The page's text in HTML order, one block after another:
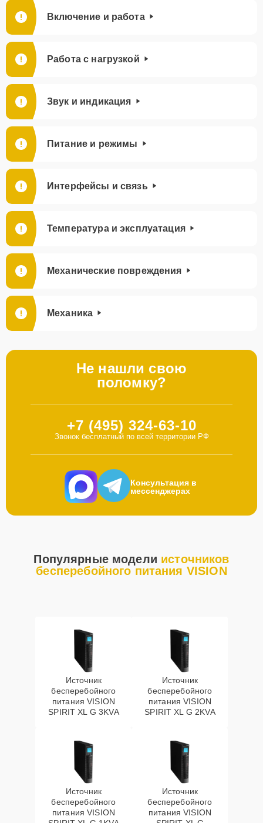
Включение и работа
Работа с нагрузкой
Звук и индикация
Питание и режимы
Интерфейсы и связь
Температура и эксплуатация
Механические повреждения
Механика
Не нашли свою
поломку?
+7 (495) 324-63-10
Звонок бесплатный по всей территории РФ
Консультация в
мессенджерах
Популярные модели источников
бесперебойного питания VISION
Источник
бесперебойного
питания VISION
SPIRIT XL G 3KVA
Источник
бесперебойного
питания VISION
SPIRIT XL G 2KVA
Источник
бесперебойного
питания VISION
Источник
бесперебойного
питания VISION